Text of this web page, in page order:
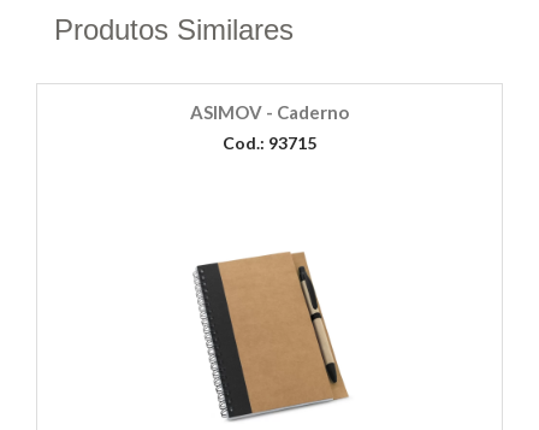
Produtos Similares
ASIMOV - Caderno
Cod.: 93715